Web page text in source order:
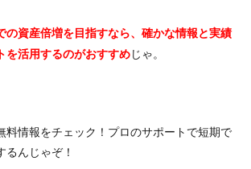
の資産倍増を目指すなら、確かな情報と実績
を活用するのがおすすめじゃ。
料情報をチェック！プロのサポートで短期で
んじゃぞ！